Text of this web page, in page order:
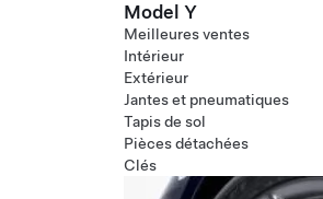
Model Y
Meilleures ventes
Intérieur
Extérieur
Jantes et pneumatiques
Tapis de sol
Pièces détachées
Clés